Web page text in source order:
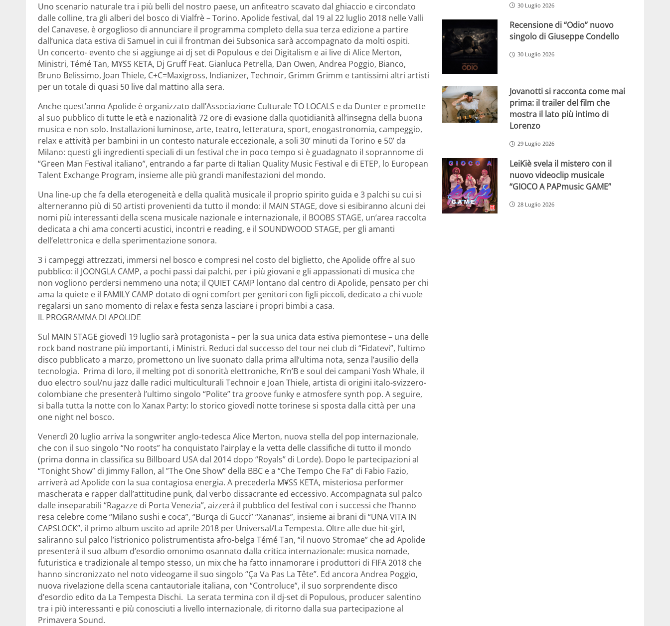
Uno scenario naturale tra i più belli del nostro paese, un anfiteatro scavato dal ghiaccio e circondato
dalle colline, tra gli alberi del bosco di Vialfrè – Torino. Apolide festival, dal 19 al 22 luglio 2018 nelle Valli
del Canavese, è orgoglioso di annunciare il programma completo della sua terza edizione a partire
dall’unica data estiva di Samuel in cui il frontman dei Subsonica sarà accompagnato da molti ospiti.
Un concerto- evento che si aggiunge ai dj set di Populous e dei Digitalism e ai live di Alice Merton,
Ministri, Témé Tan, M¥SS KETA, Dj Gruff Feat. Gianluca Petrella, Dan Owen, Andrea Poggio, Bianco,
Bruno Belissimo, Joan Thiele, C+C=Maxigross, Indianizer, Technoir, Grimm Grimm e tantissimi altri artisti
per un totale di quasi 50 live dal mattino alla sera.
Anche quest’anno Apolide è organizzato dall’Associazione Culturale TO LOCALS e da Dunter e promette
al suo pubblico di tutte le età e nazionalità 72 ore di evasione dalla quotidianità all’insegna della buona
musica e non solo. Installazioni luminose, arte, teatro, letteratura, sport, enogastronomia, campeggio,
relax e attività per bambini in un contesto naturale eccezionale, a soli 30’ minuti da Torino e 50’ da
Milano: questi gli ingredienti speciali di un festival che in poco tempo si è guadagnato il soprannome di
“Green Man Festival italiano”, entrando a far parte di Italian Quality Music Festival e di ETEP, lo European
Talent Exchange Program, insieme alle più grandi manifestazioni del mondo.
Una line-up che fa della eterogeneità e della qualità musicale il proprio spirito guida e 3 palchi su cui si
alterneranno più di 50 artisti provenienti da tutto il mondo: il MAIN STAGE, dove si esibiranno alcuni dei
nomi più interessanti della scena musicale nazionale e internazionale, il BOOBS STAGE, un’area raccolta
dedicata a chi ama concerti acustici, incontri e reading, e il SOUNDWOOD STAGE, per gli amanti
dell’elettronica e della sperimentazione sonora.
3 i campeggi attrezzati, immersi nel bosco e compresi nel costo del biglietto, che Apolide offre al suo
pubblico: il JOONGLA CAMP, a pochi passi dai palchi, per i più giovani e gli appassionati di musica che
non vogliono perdersi nemmeno una nota; il QUIET CAMP lontano dal centro di Apolide, pensato per chi
ama la quiete e il FAMILY CAMP dotato di ogni comfort per genitori con figli piccoli, dedicato a chi vuole
regalarsi un sano momento di relax e festa senza lasciare i propri bimbi a casa.
IL PROGRAMMA DI APOLIDE
Sul MAIN STAGE giovedì 19 luglio sarà protagonista – per la sua unica data estiva piemontese – una delle
rock band nostrane più importanti, i Ministri. Reduci dal successo del tour nei club di “Fidatevi”, l’ultimo
disco pubblicato a marzo, promettono un live suonato dalla prima all’ultima nota, senza l’ausilio della
tecnologia. Prima di loro, il melting pot di sonorità elettroniche, R’n’B e soul dei campani Yosh Whale, il
duo electro soul/nu jazz dalle radici multiculturali Technoir e Joan Thiele, artista di origini italo-svizzero-
colombiane che presenterà l’ultimo singolo “Polite” tra groove funky e atmosfere synth pop. A seguire,
si balla tutta la notte con lo Xanax Party: lo storico giovedì notte torinese si sposta dalla città per una
one night nel bosco.
Venerdì 20 luglio arriva la songwriter anglo-tedesca Alice Merton, nuova stella del pop internazionale,
che con il suo singolo “No roots” ha conquistato l’airplay e la vetta delle classifiche di tutto il mondo
(prima donna in classifica su Billboard USA dal 2014 dopo “Royals” di Lorde). Dopo le partecipazioni al
“Tonight Show” di Jimmy Fallon, al ”The One Show” della BBC e a “Che Tempo Che Fa” di Fabio Fazio,
arriverà ad Apolide con la sua contagiosa energia. A precederla M¥SS KETA, misteriosa performer
mascherata e rapper dall’attitudine punk, dal verbo dissacrante ed eccessivo. Accompagnata sul palco
dalle inseparabili “Ragazze di Porta Venezia”, aizzerà il pubblico del festival con i successi che l’hanno
resa celebre come “Milano sushi e coca”, “Burqa di Gucci” “Xananas”, insieme ai brani di “UNA VITA IN
CAPSLOCK”, il primo album uscito ad aprile 2018 per Universal/La Tempesta. Oltre alle due hit-girl,
saliranno sul palco l’istrionico polistrumentista afro-belga Témé Tan, “il nuovo Stromae” che ad Apolide
presenterà il suo album d’esordio omonimo osannato dalla critica internazionale: musica nomade,
futuristica e tradizionale al tempo stesso, un mix che ha fatto innamorare i produttori di FIFA 2018 che
hanno sincronizzato nel noto videogame il suo singolo “Ça Va Pas La Tête”. Ed ancora Andrea Poggio,
nuova rivelazione della scena cantautoriale italiana, con “Controluce”, il suo sorprendente disco
d’esordio edito da La Tempesta Dischi. La serata termina con il dj-set di Populous, producer salentino
tra i più interessanti e più conosciuti a livello internazionale, di ritorno dalla sua partecipazione al
Primavera Sound.
30 Luglio 2026
Recensione di “Odio” nuovo
singolo di Giuseppe Condello
30 Luglio 2026
Jovanotti si racconta come mai
prima: il trailer del film che
mostra il lato più intimo di
Lorenzo
29 Luglio 2026
LeiKiè svela il mistero con il
nuovo videoclip musicale
“GIOCO A PAPmusic GAME”
28 Luglio 2026